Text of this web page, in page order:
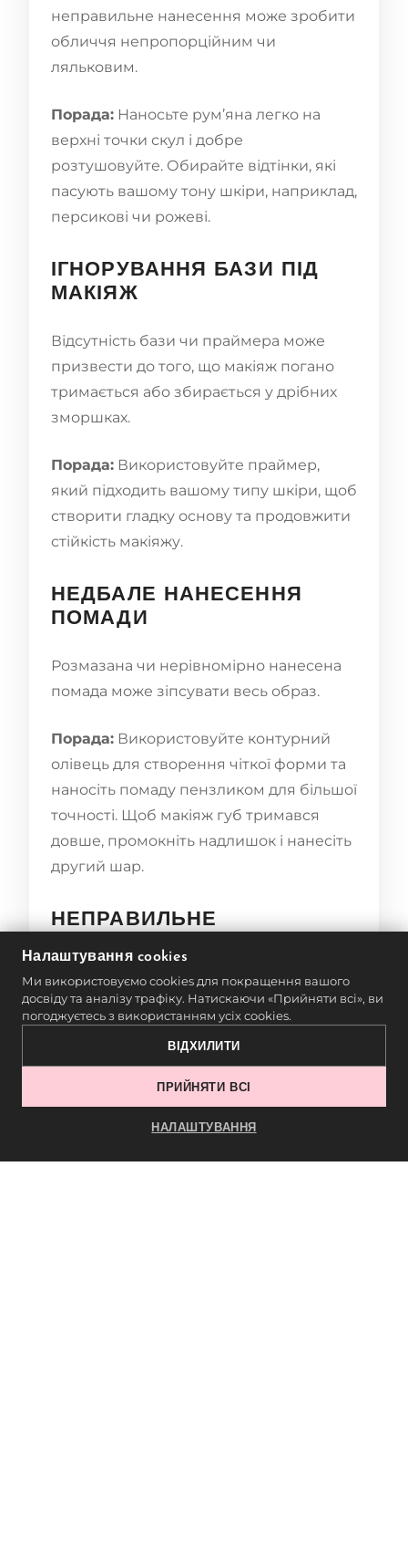
неправильне нанесення може зробити
обличчя непропорційним чи
ляльковим.
Порада: Наносьте рум’яна легко на
верхні точки скул і добре
розтушовуйте. Обирайте відтінки, які
пасують вашому тону шкіри, наприклад,
персикові чи рожеві.
ІГНОРУВАННЯ БАЗИ ПІД
МАКІЯЖ
Відсутність бази чи праймера може
призвести до того, що макіяж погано
тримається або збирається у дрібних
зморшках.
Порада: Використовуйте праймер,
який підходить вашому типу шкіри, щоб
створити гладку основу та продовжити
стійкість макіяжу.
НЕДБАЛЕ НАНЕСЕННЯ
ПОМАДИ
Розмазана чи нерівномірно нанесена
помада може зіпсувати весь образ.
Порада: Використовуйте контурний
олівець для створення чіткої форми та
наносіть помаду пензликом для більшої
точності. Щоб макіяж губ тримався
довше, промокніть надлишок і нанесіть
другий шар.
НЕПРАВИЛЬНЕ
ВИКОРИСТАННЯ
ХАЙЛАЙТЕРА
Неправильно нанесений або
надмірний хайлайтер може зробити
обличчя жирним чи підкреслити
небажані зони.
Наносьте хайлайтер у
невеликій кількості на найвищі точки
Налаштування cookies
Ми використовуємо cookies для покращення вашого
досвіду та аналізу трафіку. Натискаючи «Прийняти всі», ви
погоджуєтесь з використанням усіх cookies.
НАЛАШТУВАННЯ
ВІДХИЛИТИ
ПРИЙНЯТИ ВСІ